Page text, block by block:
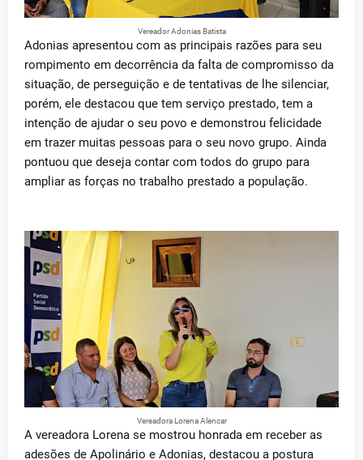
Vereador Adonias Batista
Adonias apresentou com as principais razões para seu
rompimento em decorrência da falta de compromisso da
situação, de perseguição e de tentativas de lhe silenciar,
porém, ele destacou que tem serviço prestado, tem a
intenção de ajudar o seu povo e demonstrou felicidade
em trazer muitas pessoas para o seu novo grupo. Ainda
pontuou que deseja contar com todos do grupo para
ampliar as forças no trabalho prestado a população.
Vereadora Lorena Alencar
A vereadora Lorena se mostrou honrada em receber as
adesões de Apolinário e Adonias, destacou a postura